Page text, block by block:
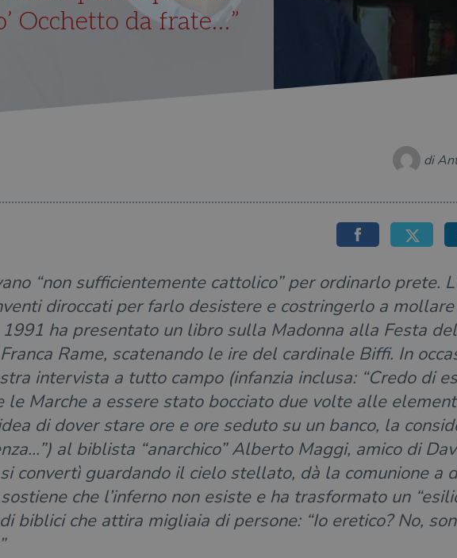
Occhetto da frate…”
di
“non sufficientemente cattolico” per ordinarlo prete.
diroccati per farlo desistere e costringerlo a
ha presentato un libro sulla Madonna alla Festa
Rame, scatenando le ire del cardinale Biffi. In
intervista a tutto campo (infanzia inclusa: “Credo di
le Marche a essere stato bocciato due volte alle
di dover stare ore e ore seduto su un banco, la
al biblista “anarchico” Alberto Maggi, amico di
convertì guardando il cielo stellato, dà la comunione a
che l’inferno non esiste e ha trasformato un
biblici che attira migliaia di persone: “Io eretico? No,